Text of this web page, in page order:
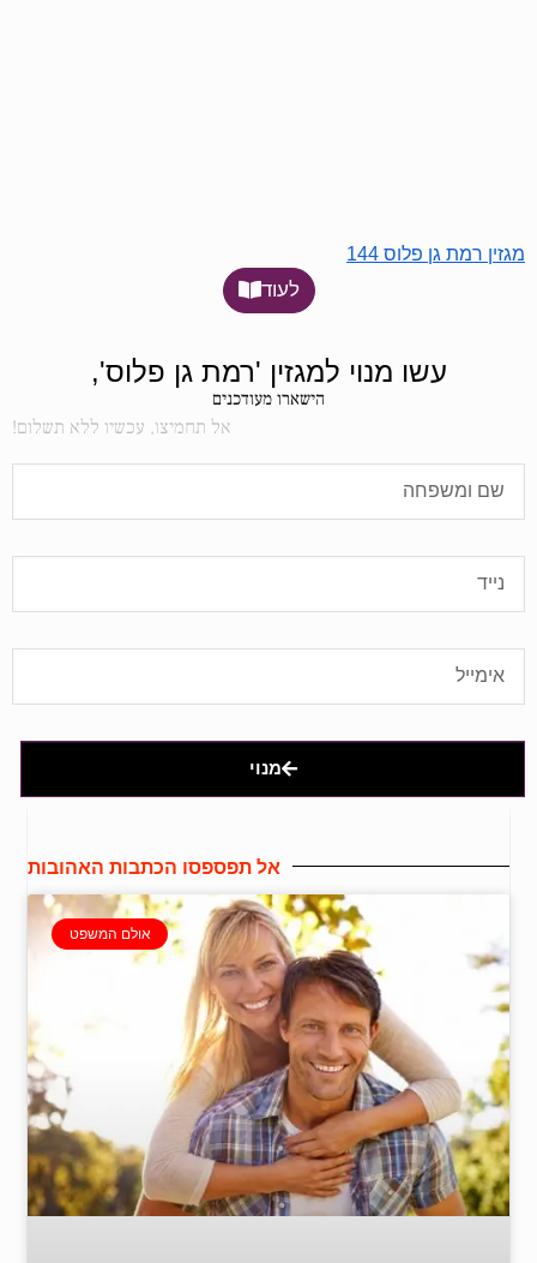
מגזין רמת גן פלוס 144
לעוד
עשו מנוי למגזין 'רמת גן פלוס',
הישארו מעודכנים
אל תחמיצו, עכשיו ללא תשלום!
מנוי
אל תפספסו הכתבות האהובות
אולם המשפט